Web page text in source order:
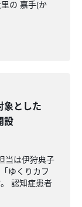
の 嘉手(か
象とした
設
は伊狩典子
ゆくりカフ
認知症患者